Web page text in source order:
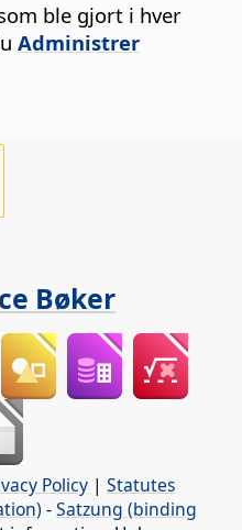
ble gjort i hver
Administrer
Bøker
Policy | Statutes
-Satzung (binding